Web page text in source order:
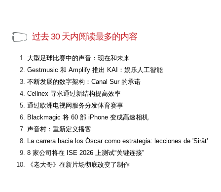
过去 30 天内阅读最多的内容
大型足球比赛中的声音：现在和未来
Gestmusic 和 Amplify 推出 KAI：娱乐人工智能
不断发展的数字架构：Canal Sur 的承诺
Cellnex 寻求通过新结构提高效率
通过欧洲电视网服务分发体育赛事
Blackmagic 将 60 部 iPhone 变成高速相机
声音村：重新定义播客
La carrera hacia los Óscar como estrategia: lecciones de 'Sirât'
8 家公司将在 ISE 2026 上测试“关键连接”
《老大哥》在新片场彻底改变了制作